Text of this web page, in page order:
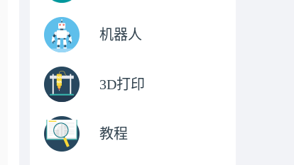
机器人
3D打印
教程